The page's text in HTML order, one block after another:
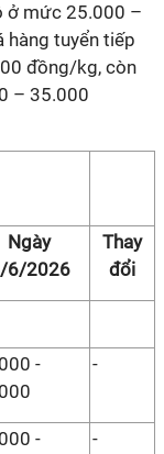
ở mức 25.000 –
hàng tuyển tiếp
đồng/kg, còn
– 35.000
Ngày
6/2026
Thay
đổi
-
-
-
-